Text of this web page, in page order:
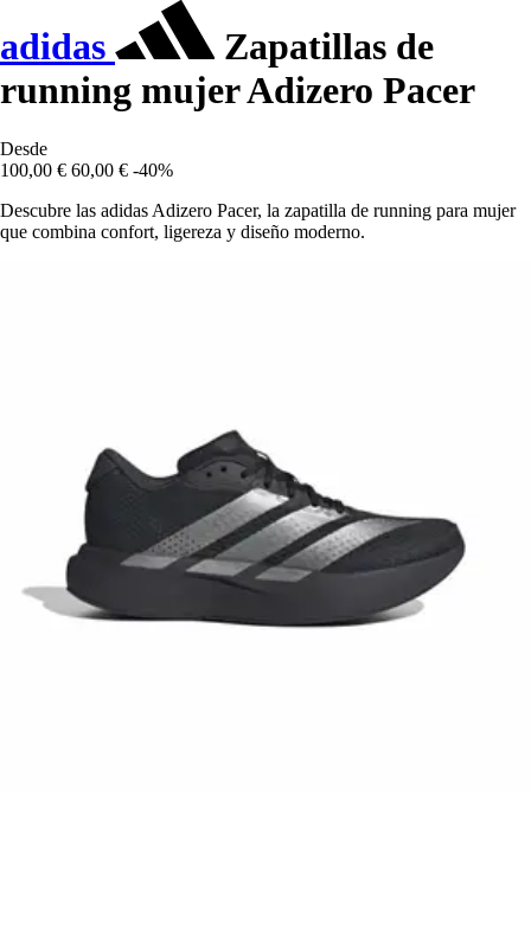
adidas
Zapatillas de
running mujer Adizero Pacer
Desde
100,00 € 60,00 € -40%
Descubre las adidas Adizero Pacer, la zapatilla de running para mujer
que combina confort, ligereza y diseño moderno.